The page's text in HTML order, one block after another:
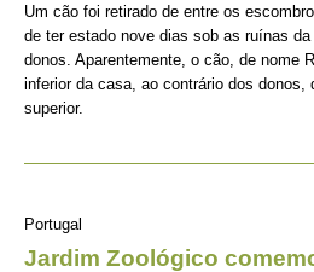
Um cão foi retirado de entre os
de ter estado nove dias sob as ruínas
donos. Aparentemente, o cão, de nome
inferior da casa, ao contrário dos donos,
superior.
Portugal
Jardim Zoológico